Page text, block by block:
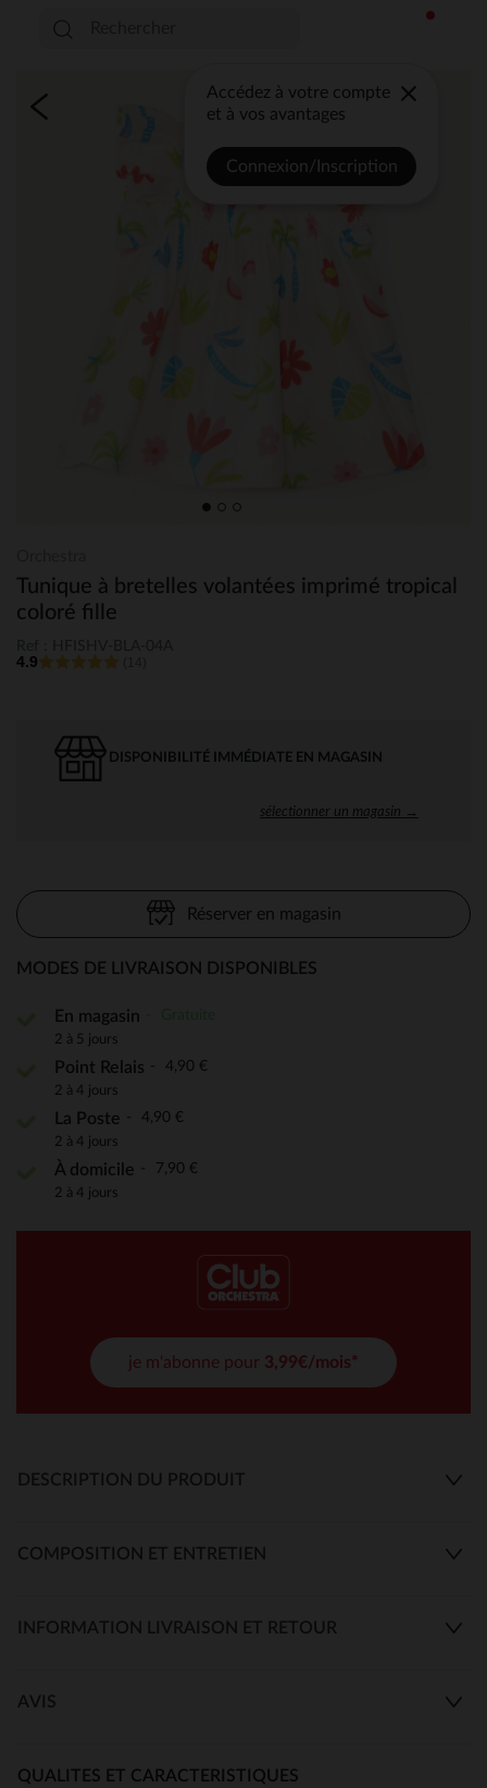
Accédez à votre compte
et à vos avantages
Connexion/Inscription
Tunique à bretelles volantées imprimé tropical
coloré fille
4.9
DISPONIBILITÉ IMMÉDIATE EN MAGASIN
sélectionner un magasin →
Réserver en magasin
MODES DE LIVRAISON DISPONIBLES
En magasin
2 à 5 jours
Point Relais 4,90 €
2 à 4 jours
La Poste 4,90 €
2 à 4 jours
À domicile 7,90 €
2 à 4 jours
je m'abonne pour 3,99€/mois*
DESCRIPTION DU PRODUIT
COMPOSITION ET ENTRETIEN
INFORMATION LIVRAISON ET RETOUR
AVIS
QUALITES ET CARACTERISTIQUES